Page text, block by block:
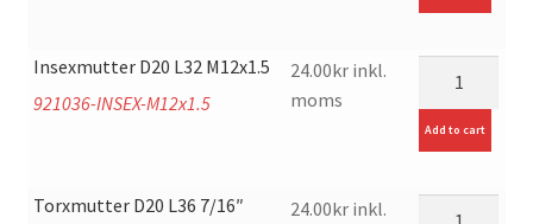
Kontakt / Info
Insexmutter D20 L32 M12x1.5
921036-INSEX-M12x1.5
24.00krinkl.
moms
Add to cart
Torxmutter D20 L36 7/16″
24.00krinkl.